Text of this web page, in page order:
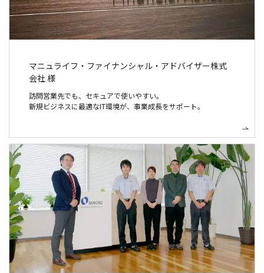
マニュライフ・ファイナンシャル・アドバイザー株式
会社 様
訪問営業先でも、セキュアで使いやすい。
新規ビジネスに最適なIT環境が、事業成長をサポート。